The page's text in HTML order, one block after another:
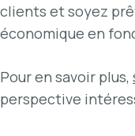
clients et soyez
économique en
Pour en savoir plus,
perspective